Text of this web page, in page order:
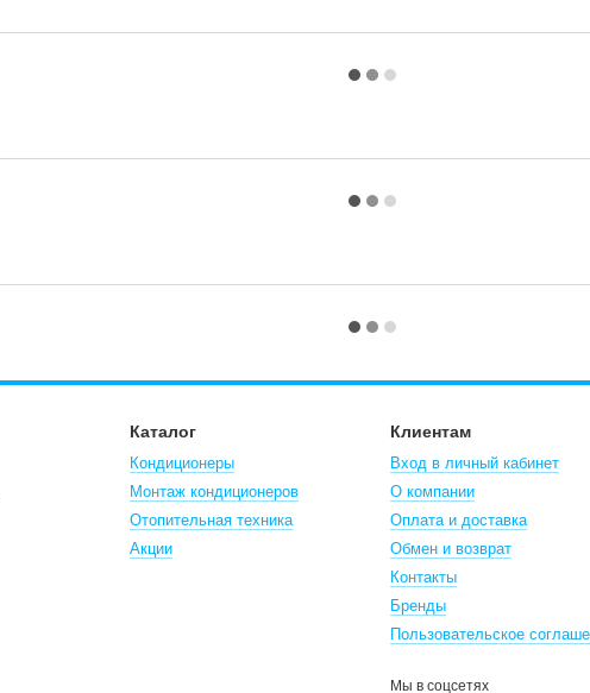
Каталог
Кондиционеры
Монтаж кондиционеров
Отопительная техника
Акции
Клиентам
Вход в личный кабинет
О компании
Оплата и доставка
Обмен и возврат
Контакты
Бренды
Пользовательское
Мы в соцсетях